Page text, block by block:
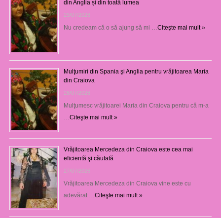
din Anglia și din toată lumea
29/07/2026
Nu credeam că o să ajung să mi … Citeşte mai mult »
Mulţumiri din Spania şi Anglia pentru vrăjitoarea Maria
din Craiova
28/07/2026
Mulţumesc vrăjitoarei Maria din Craiova pentru că m-a
Citeşte mai mult »
Vrăjitoarea Mercedeza din Craiova este cea mai
eficientă şi căutată
27/07/2026
Vrăjitoarea Mercedeza din Craiova vine este cu
adevărat … Citeşte mai mult »